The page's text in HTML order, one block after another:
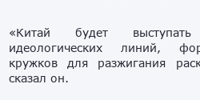
«Китай будет
идеологических линий,
кружков для разжигания
сказал он.